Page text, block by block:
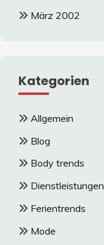
März 2002
Kategorien
Allgemein
Blog
Body trends
Dienstleistungen
Ferientrends
Mode